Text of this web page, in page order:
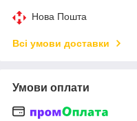
Нова Пошта
Всі умови доставки
Умови оплати